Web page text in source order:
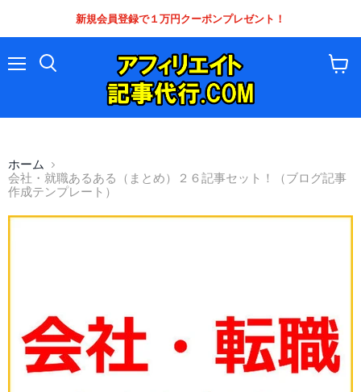
新規会員登録で１万円クーポンプレゼント！
を
ホーム
会社・就職あるある（まとめ）２６記事セット！（ブログ記事
作成テンプレート）